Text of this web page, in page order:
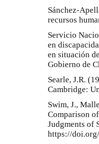
Sánchez-
recursos
Servicio
en
en situación
Gobierno de
Searle, J.R.
Cambridge:
Swim, J.,
Comparison
Judgments of
https://